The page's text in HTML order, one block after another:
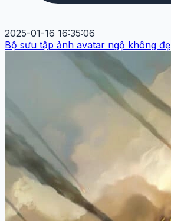
2025-01-16 16:35:06
Bộ sưu tập ảnh avatar ngộ không